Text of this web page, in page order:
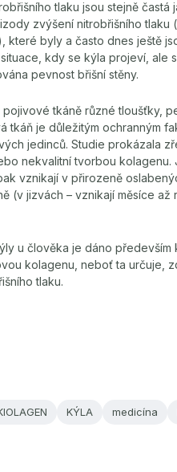
tlaku jsou stejně častá
zvýšení nitrobřišního tlaku
které byly a často dnes ještě
kdy se kýla projeví, ale
pevnost břišní stěny.
tkáně různé tloušťky,
tkáň je důležitým ochranným
jedinců. Studie prokázala
nekvalitní tvorbou kolagenu.
vznikají v přirozeně
(v jizvách – vznikají měsíce až
u člověka je dáno
kolagenu, neboť ta určuje,
tlaku.
KÝLA medicína